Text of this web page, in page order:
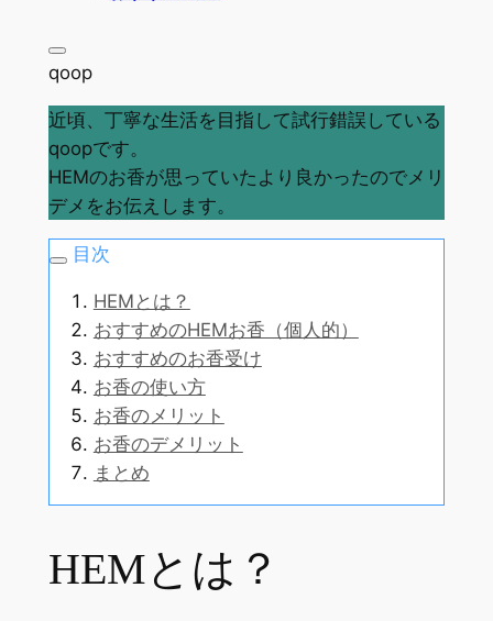
近頃、丁寧な生活を目指して試行錯誤している
qoopです。
HEMのお香が思っていたより良かったのでメリ
デメをお伝えします。
目次
HEMとは？
おすすめのHEMお香（個人的）
おすすめのお香受け
お香の使い方
お香のメリット
お香のデメリット
まとめ
HEMとは？